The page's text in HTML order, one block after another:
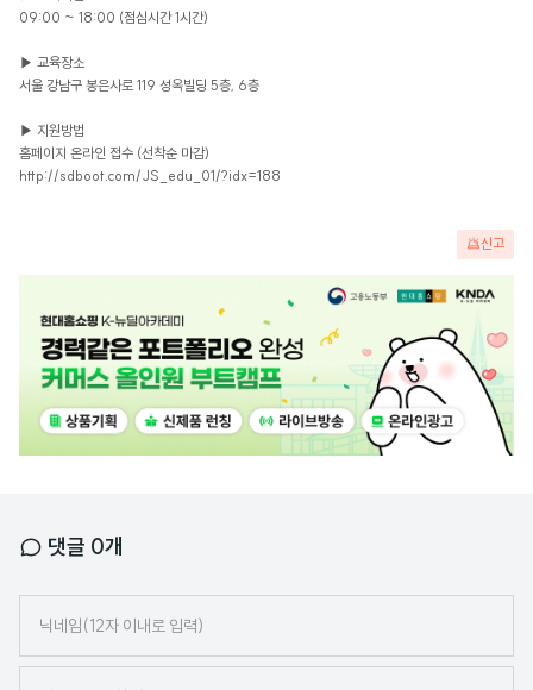
09:00 ~ 18:00 (점심시간 1시간)
▶ 교육장소
서울 강남구 봉은사로 119 성옥빌딩 5층, 6층
▶ 지원방법
홈페이지 온라인 접수 (선착순 마감)
http://sdboot.com/JS_edu_01/?idx=188
신고
댓글 0개
임